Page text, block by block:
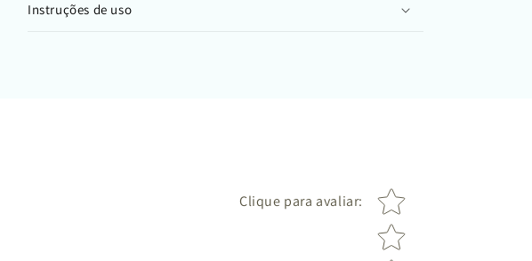
Instruções de uso
Clique para avaliar: Star rating